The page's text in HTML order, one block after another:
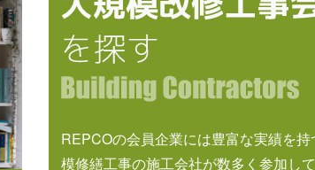
REPCOの会員企業には豊富な実績を持
模修繕工事の施工会社が数多く参加し